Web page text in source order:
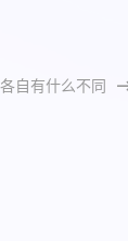
自有什么不同